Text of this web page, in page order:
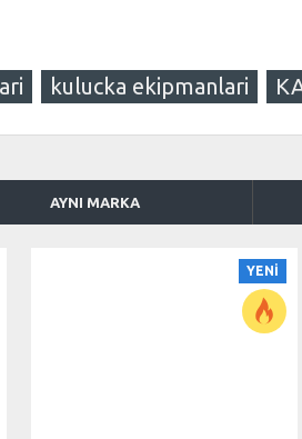
kulucka ekipmanlari
AYNI MARKA
YENI